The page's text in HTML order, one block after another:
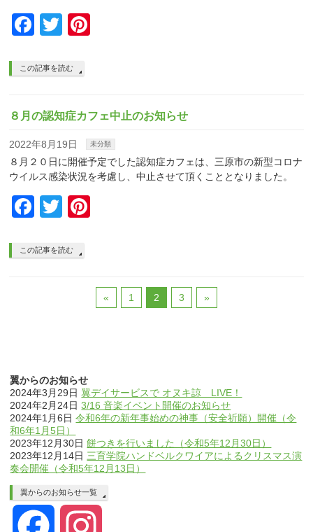
Facebook
Twitter
この記事を読む
８月の認知症カフェ中止のお知らせ
2022年8月19日 未分類
８月２０日に開催予定でした認知症カフェは、三原市の新型コロナ
ウイルス感染状況を考慮し、中止させて頂くこととなりました。
Facebook
Twitter
この記事を読む
« 1 2 3 »
翼からのお知らせ
2024年3月29日 翼デイサービスで オヌキ諒 LIVE！
2024年2月24日 3/16 音楽イベント開催のお知らせ
2024年1月6日 令和6年の新年事始めの神事（安全祈願）開催（令
和6年1月5日）
2023年12月30日 餅つきを行いました（令和5年12月30日）
2023年12月14日 三育学院ハンドベルクワイアによるクリスマス演
奏会開催（令和5年12月13日）
翼からのお知らせ一覧
Facebook